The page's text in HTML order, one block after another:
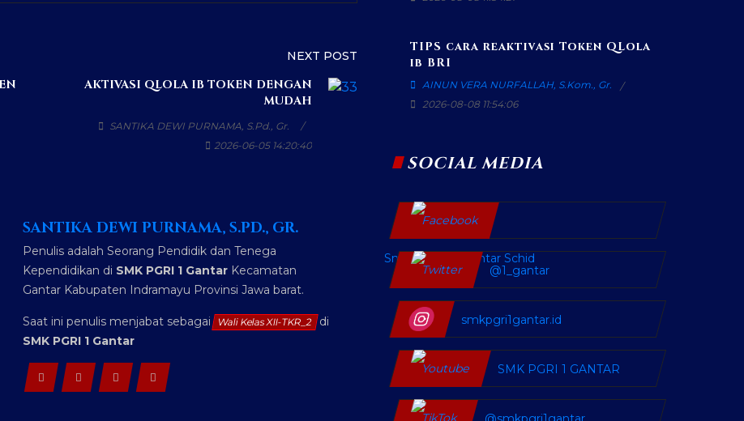
NEXT POST
AKTIVASI QLOLA IB TOKEN DENGAN
MUDAH
SANTIKA DEWI PURNAMA, S.Pd., Gr.
2026-06-05 14:20:40
SANTIKA DEWI PURNAMA, S.PD., GR.
Penulis adalah Seorang Pendidik dan Tenega
Kependidikan di SMK PGRI 1 Gantar Kecamatan
Gantar Kabupaten Indramayu Provinsi Jawa barat.
Saat ini penulis menjabat sebagai Wali Kelas XII-TKR_2 di
SMK PGRI 1 Gantar
TIPS cara reaktivasi Token QLola
ib BRI
AINUN VERA NURFALLAH, S.Kom., Gr.
2026-08-08 11:54:06
SOCIAL MEDIA
SmkPgri SatuGantar Schid
@1_gantar
smkpgri1gantar.id
SMK PGRI 1 GANTAR